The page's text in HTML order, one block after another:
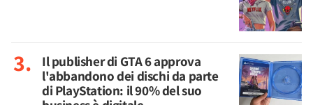
Il publisher di GTA 6 approva
l'abbandono dei dischi da parte
di PlayStation: il 90% del suo